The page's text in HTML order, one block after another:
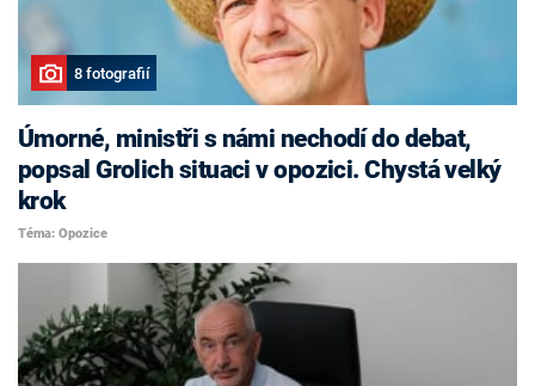
8 fotografií
Úmorné, ministři s námi nechodí do debat,
popsal Grolich situaci v opozici. Chystá velký
krok
Téma: Opozice